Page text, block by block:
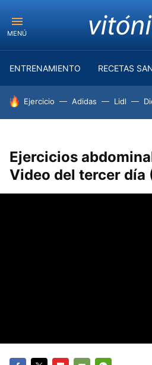
MENÚ
ENTRENAMIENTO RECETAS
HOY SE HABLA DE
Ejercicio Adidas Lidl
Ejercicios
Video del tercer día